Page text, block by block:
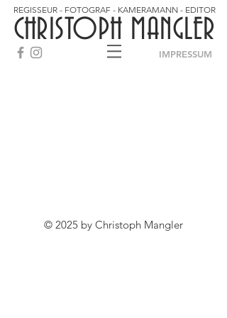
REGISSEUR - FOTOGRAF - KAMERAMANN - EDITOR
CHRISTOPH MANGLER
IMPRESSUM
© 2025 by Christoph Mangler